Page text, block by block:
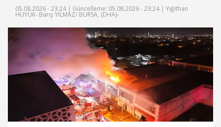
05.08.2026 - 23:24 | Güncelleme: 05.08.2026 - 23:24 | Yiğithan
HÜYÜK- Barış YILMAZ/ BURSA, (DHA)-